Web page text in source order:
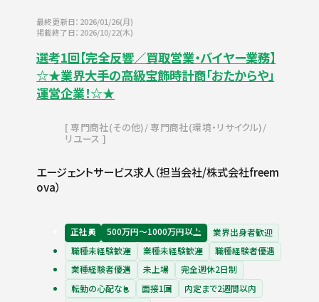
最終更新日：2026/01/26(月)
掲載終了日：2026/10/22(木)
選考1回【完全反響／買取営業・バイヤー業務】
☆★業界大手の高級宝飾時計商「おたからや」
運営企業！☆★
専門商社(その他) 専門商社(環境・リサイクル)
リユース
エージェントサービス求人（担当会社/株式会社freem
ova）
正社員 500万円〜1000万円以上
業界出身者歓迎
職種未経験歓迎
業種未経験歓迎
職種経験者優遇
業種経験者優遇
未上場
完全週休2日制
転勤の心配なし
面接1回
内定まで2週間以内